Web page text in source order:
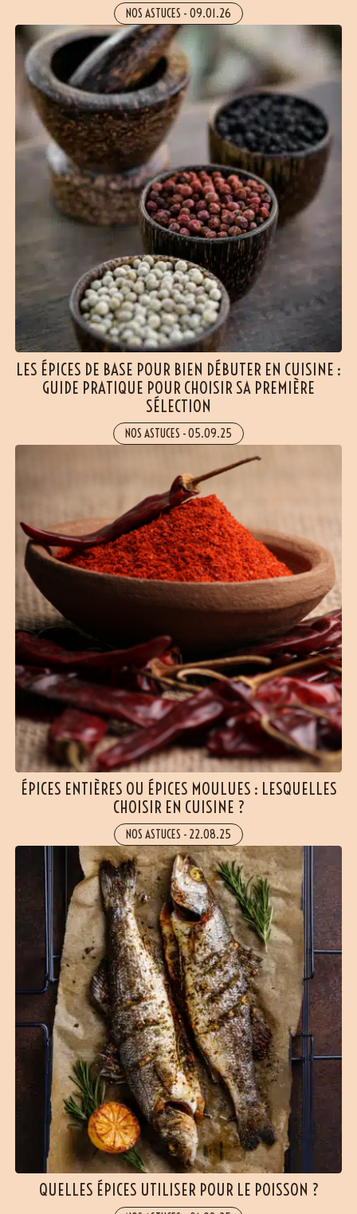
NOS ASTUCES - 09.01.26
LES ÉPICES DE BASE POUR BIEN DÉBUTER EN CUISINE :
GUIDE PRATIQUE POUR CHOISIR SA PREMIÈRE
SÉLECTION
NOS ASTUCES -05.09.25
ÉPICES ENTIÈRES OU ÉPICES MOULUES : LESQUELLES
CHOISIR EN CUISINE ?
NOS ASTUCES - 22.08.25
QUELLES ÉPICES UTILISER POUR LE POISSON ?